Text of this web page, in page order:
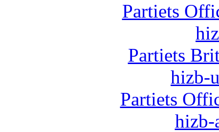
Partiets
Partiets
hizb-
Partiets
hizb-